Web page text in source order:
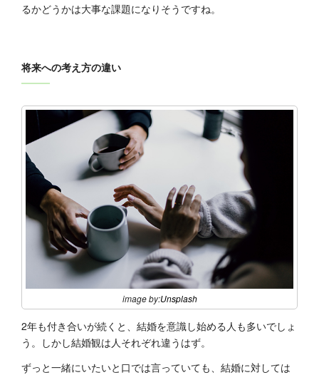
るかどうかは大事な課題になりそうですね。
将来への考え方の違い
image by:Unsplash
2年も付き合いが続くと、結婚を意識し始める人も多いでしょ
う。しかし結婚観は人それぞれ違うはず。
ずっと一緒にいたいと口では言っていても、結婚に対しては